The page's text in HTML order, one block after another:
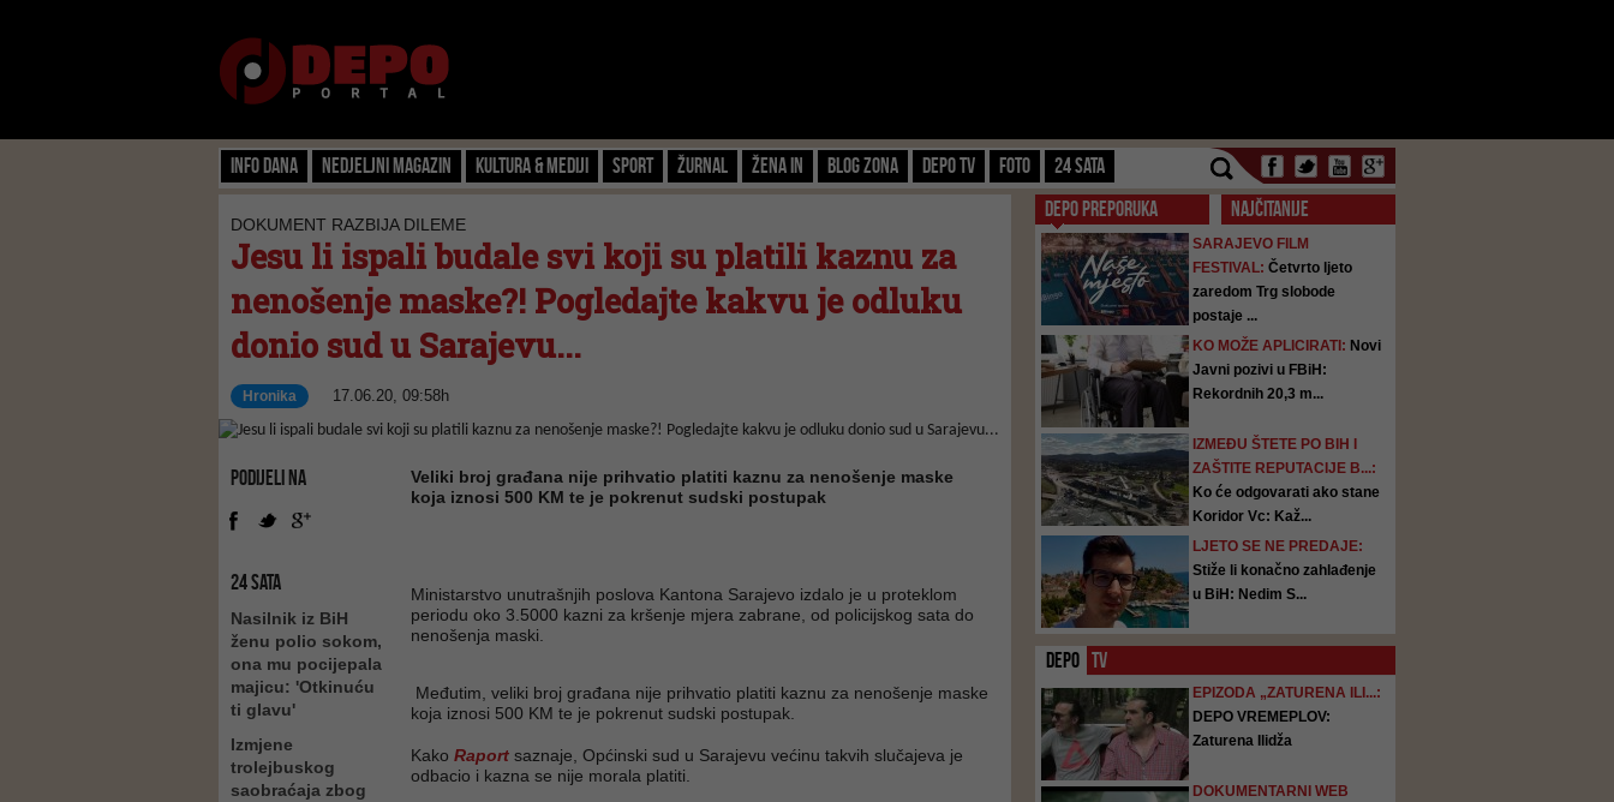
Info dana Nedjeljni magazin Kultura & Mediji Sport Žurnal Žena IN Blog zona Depo TV FOTO 24 SATA
DOKUMENT RAZBIJA DILEME
Jesu li ispali budale svi koji su platili kaznu za
nenošenje maske?! Pogledajte kakvu je odluku
donio sud u Sarajevu...
Hronika 17.06.20, 09:58h
PODIJELI NA
24 SATA
Nasilnik iz BiH
ženu polio sokom,
ona mu pocijepala
majicu: 'Otkinuću
ti glavu'
Izmjene
trolejbuskog
saobraćaja zbog
Veliki broj građana nije prihvatio platiti kaznu za nenošenje maske
koja iznosi 500 KM te je pokrenut sudski postupak
Ministarstvo unutrašnjih poslova Kantona Sarajevo izdalo je u proteklom
periodu oko 3.5000 kazni za kršenje mjera zabrane, od policijskog sata do
nenošenja maski.
Međutim, veliki broj građana nije prihvatio platiti kaznu za nenošenje maske
koja iznosi 500 KM te je pokrenut sudski postupak.
Kako Raport saznaje, Općinski sud u Sarajevu većinu takvih slučajeva je
odbacio i kazna se nije morala platiti.
DEPO PREPORUKA NAJČITANIJE
SARAJEVO FILM
FESTIVAL: Četvrto ljeto
zaredom Trg slobode
postaje ...
KO MOŽE APLICIRATI: Novi
Javni pozivi u FBiH:
Rekordnih 20,3 m...
IZMEĐU ŠTETE PO BIH I
ZAŠTITE REPUTACIJE B...:
Ko će odgovarati ako stane
Koridor Vc: Kaž...
LJETO SE NE PREDAJE:
Stiže li konačno zahlađenje
u BiH: Nedim S...
DEPO TV
EPIZODA „ZATURENA ILI...:
DEPO VREMEPLOV:
Zaturena Ilidža
DOKUMENTARNI WEB